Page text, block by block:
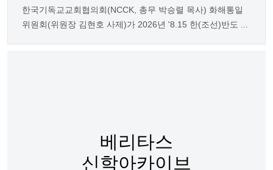
한국기독교교회협의회(NCCK, 총무 박승렬 목사) 화해통일
위원회(위원장 김현호 사제)가 2026년 '8.15 한(조선)반도 ...
베리타스
신학아카이브